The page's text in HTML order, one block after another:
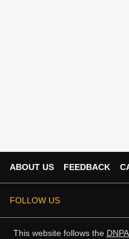
ABOUT US FEEDBACK
FOLLOW US
This website follows the